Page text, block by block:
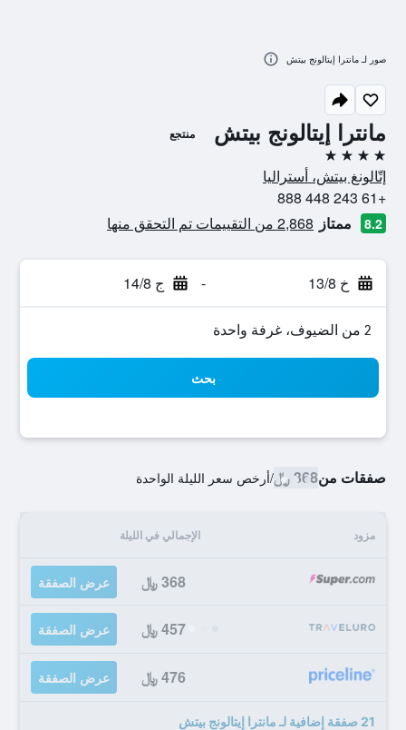
مانترا إيتالونج بيتش منتجع
4 نجوم
إتّالونغ بيتش، أستراليا
+61 243 448 888
8.2 ممتاز 2,868 من التقييمات تم التحقق منها
خ 13/8 - ج 14/8
2 من الضيوف، غرفة واحدة
بحث
صفقات من368 ﷼ /أرخص سعر الليلة الواحدة
مزود الإجمالي في الليلة
368 ﷼ عرض الصفقة
457 ﷼ عرض الصفقة
476 ﷼ عرض الصفقة
21 صفقة إضافية لـ مانترا إيتالونج بيتش
صور لـ مانترا إيتالونج بيتش